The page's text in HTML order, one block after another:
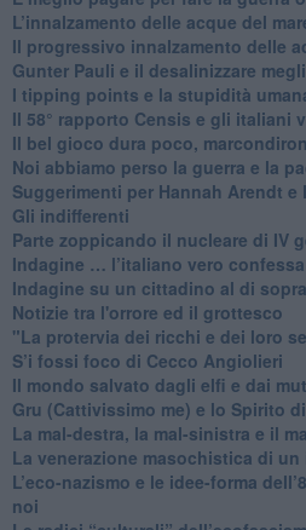
​L’innalzamento delle acque del
​Il progressivo innalzamento delle
​Gunter Pauli e il desalinizzare
I tipping points e la stupidità
​Il 58° rapporto Censis e gli italiani
​Il bel gioco dura poco,
Noi abbiamo perso la guerra e la
Suggerimenti per Hannah Arendt e
​Gli indifferenti
Parte zoppicando il nucleare di IV
​Indagine … l’italiano vero
Indagine su un cittadino al di
Notizie tra l'orrore ed il grottesco
"La protervia dei ricchi e dei loro
S’i fossi foco di Cecco Angiolieri
​Il mondo salvato dagli elfi e dai
Gru (Cattivissimo me) e lo Spirito
​La mal-destra, la mal-sinistra e il
​La venerazione masochistica di
​L’eco-nazismo e le idee-forma
noi